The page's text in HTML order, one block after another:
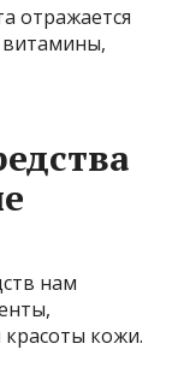
отражается
нам
кожи.